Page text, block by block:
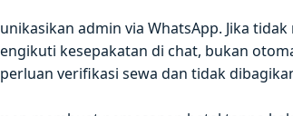
admin via WhatsApp. Jika
kesepakatan di chat, bukan
verifikasi sewa dan tidak